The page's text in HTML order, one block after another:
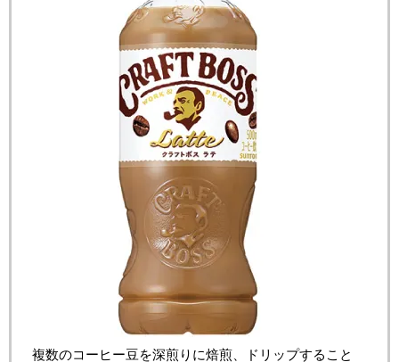
複数のコーヒー豆を深煎りに焙煎、ドリップすること